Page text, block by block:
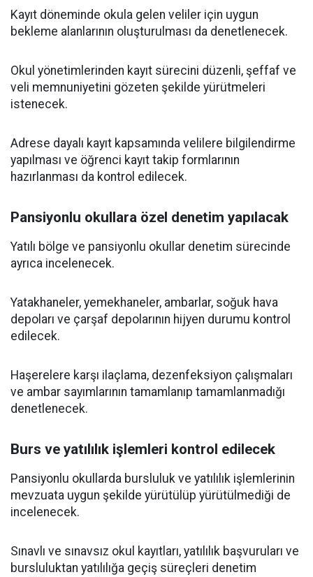
Kayıt döneminde okula gelen veliler için uygun
bekleme alanlarının oluşturulması da denetlenecek.
Okul yönetimlerinden kayıt sürecini düzenli, şeffaf ve
veli memnuniyetini gözeten şekilde yürütmeleri
istenecek.
Adrese dayalı kayıt kapsamında velilere bilgilendirme
yapılması ve öğrenci kayıt takip formlarının
hazırlanması da kontrol edilecek.
Pansiyonlu okullara özel denetim yapılacak
Yatılı bölge ve pansiyonlu okullar denetim sürecinde
ayrıca incelenecek.
Yatakhaneler, yemekhaneler, ambarlar, soğuk hava
depoları ve çarşaf depolarının hijyen durumu kontrol
edilecek.
Haşerelere karşı ilaçlama, dezenfeksiyon çalışmaları
ve ambar sayımlarının tamamlanıp tamamlanmadığı
denetlenecek.
Burs ve yatılılık işlemleri kontrol edilecek
Pansiyonlu okullarda bursluluk ve yatılılık işlemlerinin
mevzuata uygun şekilde yürütülüp yürütülmediği de
incelenecek.
Sınavlı ve sınavsız okul kayıtları, yatılılık başvuruları ve
bursluluktan yatılılığa geçiş süreçleri denetim